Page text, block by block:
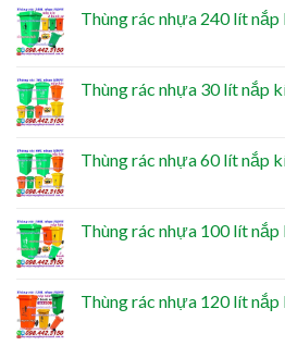
Thùng rác nhựa 240 lít
Thùng rác nhựa 30 lít nắp
Thùng rác nhựa 60 lít nắp
Thùng rác nhựa 100 lít
Thùng rác nhựa 120 lít